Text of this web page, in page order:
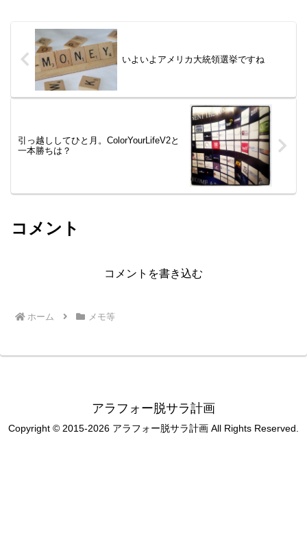
いよいよアメリカ大統領選挙ですね
引っ越ししてひと月。ColorYourLifeV2と
一本勝ちは？
コメント
コメントを書き込む
ホーム メモ等
アラフォー脱サラ計画
Copyright © 2015-2026 アラフォー脱サラ計画 All Rights Reserved.